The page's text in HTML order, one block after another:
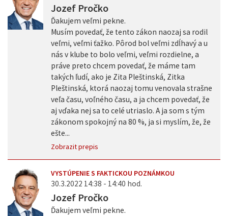
Jozef Pročko
Ďakujem veľmi pekne.
Musím povedať, že tento zákon naozaj sa rodil
veľmi, veľmi ťažko. Pôrod bol veľmi zdĺhavý a u
nás v klube to bolo veľmi, veľmi rozdielne, a
práve preto chcem povedať, že máme tam
takých ľudí, ako je Zita Pleštinská, Zitka
Pleštinská, ktorá naozaj tomu venovala strašne
veľa času, voľného času, a ja chcem povedať, že
aj vďaka nej sa to celé utriaslo. A ja som s tým
zákonom spokojný na 80 %, ja si myslím, že, že
ešte...
Zobrazit prepis
VYSTÚPENIE S FAKTICKOU POZNÁMKOU
30.3.2022 14:38 - 14:40 hod.
Jozef Pročko
Ďakujem veľmi pekne.